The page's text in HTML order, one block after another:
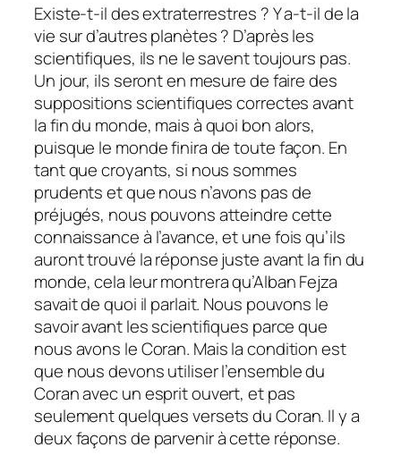
Existe-t-il des extraterrestres ? Y a-t-il de la
vie sur d’autres planètes ? D’après les
scientifiques, ils ne le savent toujours pas.
Un jour, ils seront en mesure de faire des
suppositions scientifiques correctes avant
la fin du monde, mais à quoi bon alors,
puisque le monde finira de toute façon. En
tant que croyants, si nous sommes
prudents et que nous n’avons pas de
préjugés, nous pouvons atteindre cette
connaissance à l’avance, et une fois qu’ils
auront trouvé la réponse juste avant la fin du
monde, cela leur montrera qu’Alban Fejza
savait de quoi il parlait. Nous pouvons le
savoir avant les scientifiques parce que
nous avons le Coran. Mais la condition est
que nous devons utiliser l’ensemble du
Coran avec un esprit ouvert, et pas
seulement quelques versets du Coran. Il y a
deux façons de parvenir à cette réponse.